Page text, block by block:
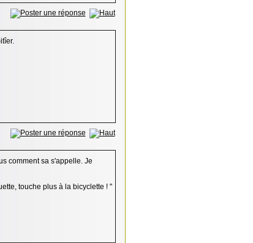
comment sa s'appelle. Je
touche plus à la bicyclette ! "